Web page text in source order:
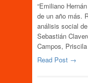
“Emiliano
de un año más.
análisis social
Sebastián
Campos,
Read Post →